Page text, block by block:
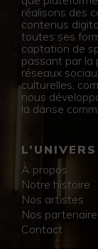
réalisons des
contenus
toutes ses
captation de
passant par la
réseaux
culturelles,
nous
la danse
À propos
Notre histoire
Nos artistes
Nos
Contact